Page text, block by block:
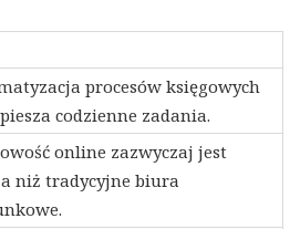
procesów księgowych
codzienne zadania.
online zazwyczaj jest
niż tradycyjne biura